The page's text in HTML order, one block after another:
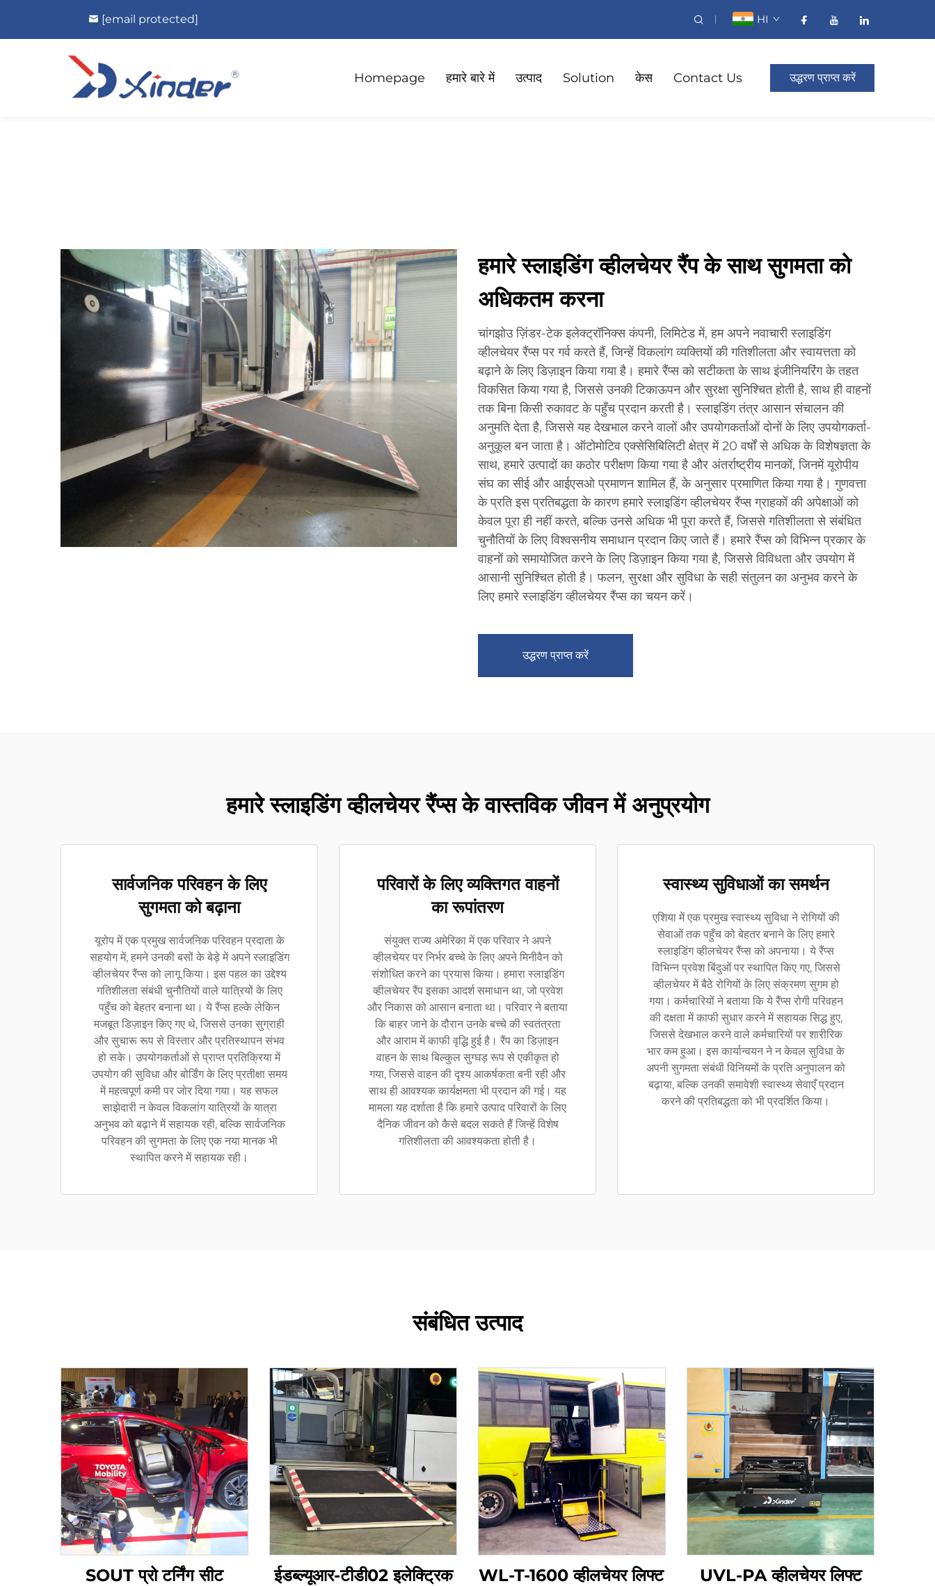
[email protected] HI
Homepage हमारे बारे में उत्पाद Solution केस Contact Us उद्धरण प्राप्त करें
हमारे स्लाइडिंग व्हीलचेयर रैंप के साथ सुगमता को
अधिकतम करना
चांगझोउ ज़िंडर-टेक इलेक्ट्रॉनिक्स कंपनी, लिमिटेड में, हम अपने नवाचारी स्लाइडिंग
व्हीलचेयर रैंप्स पर गर्व करते हैं, जिन्हें विकलांग व्यक्तियों की गतिशीलता और स्वायत्तता को
बढ़ाने के लिए डिज़ाइन किया गया है। हमारे रैंप्स को सटीकता के साथ इंजीनियरिंग के तहत
विकसित किया गया है, जिससे उनकी टिकाऊपन और सुरक्षा सुनिश्चित होती है, साथ ही वाहनों
तक बिना किसी रुकावट के पहुँच प्रदान करती है। स्लाइडिंग तंत्र आसान संचालन की
अनुमति देता है, जिससे यह देखभाल करने वालों और उपयोगकर्ताओं दोनों के लिए उपयोगकर्ता-
अनुकूल बन जाता है। ऑटोमोटिव एक्सेसिबिलिटी क्षेत्र में 20 वर्षों से अधिक के विशेषज्ञता के
साथ, हमारे उत्पादों का कठोर परीक्षण किया गया है और अंतर्राष्ट्रीय मानकों, जिनमें यूरोपीय
संघ का सीई और आईएसओ प्रमाणन शामिल हैं, के अनुसार प्रमाणित किया गया है। गुणवत्ता
के प्रति इस प्रतिबद्धता के कारण हमारे स्लाइडिंग व्हीलचेयर रैंप्स ग्राहकों की अपेक्षाओं को
केवल पूरा ही नहीं करते, बल्कि उनसे अधिक भी पूरा करते हैं, जिससे गतिशीलता से संबंधित
चुनौतियों के लिए विश्वसनीय समाधान प्रदान किए जाते हैं। हमारे रैंप्स को विभिन्न प्रकार के
वाहनों को समायोजित करने के लिए डिज़ाइन किया गया है, जिससे विविधता और उपयोग में
आसानी सुनिश्चित होती है। फलन, सुरक्षा और सुविधा के सही संतुलन का अनुभव करने के
लिए हमारे स्लाइडिंग व्हीलचेयर रैंप्स का चयन करें।
उद्धरण प्राप्त करें
हमारे स्लाइडिंग व्हीलचेयर रैंप्स के वास्तविक जीवन में अनुप्रयोग
सार्वजनिक परिवहन के लिए
सुगमता को बढ़ाना
यूरोप में एक प्रमुख सार्वजनिक परिवहन प्रदाता के
सहयोग में, हमने उनकी बसों के बेड़े में अपने स्लाइडिंग
व्हीलचेयर रैंप्स को लागू किया। इस पहल का उद्देश्य
गतिशीलता संबंधी चुनौतियों वाले यात्रियों के लिए
पहुँच को बेहतर बनाना था। ये रैंप्स हल्के लेकिन
मजबूत डिज़ाइन किए गए थे, जिससे उनका सुग्राही
और सुचारू रूप से विस्तार और प्रतिस्थापन संभव
हो सके। उपयोगकर्ताओं से प्राप्त प्रतिक्रिया में
उपयोग की सुविधा और बोर्डिंग के लिए प्रतीक्षा समय
में महत्वपूर्ण कमी पर जोर दिया गया। यह सफल
साझेदारी न केवल विकलांग यात्रियों के यात्रा
अनुभव को बढ़ाने में सहायक रही, बल्कि सार्वजनिक
परिवहन की सुगमता के लिए एक नया मानक भी
स्थापित करने में सहायक रही।
परिवारों के लिए व्यक्तिगत वाहनों
का रूपांतरण
संयुक्त राज्य अमेरिका में एक परिवार ने अपने
व्हीलचेयर पर निर्भर बच्चे के लिए अपने मिनीवैन को
संशोधित करने का प्रयास किया। हमारा स्लाइडिंग
व्हीलचेयर रैंप इसका आदर्श समाधान था, जो प्रवेश
और निकास को आसान बनाता था। परिवार ने बताया
कि बाहर जाने के दौरान उनके बच्चे की स्वतंत्रता
और आराम में काफी वृद्धि हुई है। रैंप का डिज़ाइन
वाहन के साथ बिल्कुल सुग्घड़ रूप से एकीकृत हो
गया, जिससे वाहन की दृश्य आकर्षकता बनी रही और
साथ ही आवश्यक कार्यक्षमता भी प्रदान की गई। यह
मामला यह दर्शाता है कि हमारे उत्पाद परिवारों के लिए
दैनिक जीवन को कैसे बदल सकते हैं जिन्हें विशेष
गतिशीलता की आवश्यकता होती है।
स्वास्थ्य सुविधाओं का समर्थन
एशिया में एक प्रमुख स्वास्थ्य सुविधा ने रोगियों की
सेवाओं तक पहुँच को बेहतर बनाने के लिए हमारे
स्लाइडिंग व्हीलचेयर रैंप्स को अपनाया। ये रैंप्स
विभिन्न प्रवेश बिंदुओं पर स्थापित किए गए, जिससे
व्हीलचेयर में बैठे रोगियों के लिए संक्रमण सुगम हो
गया। कर्मचारियों ने बताया कि ये रैंप्स रोगी परिवहन
की दक्षता में काफी सुधार करने में सहायक सिद्ध हुए,
जिससे देखभाल करने वाले कर्मचारियों पर शारीरिक
भार कम हुआ। इस कार्यान्वयन ने न केवल सुविधा के
अपनी सुगमता संबंधी विनियमों के प्रति अनुपालन को
बढ़ाया, बल्कि उनकी समावेशी स्वास्थ्य सेवाएँ प्रदान
करने की प्रतिबद्धता को भी प्रदर्शित किया।
संबंधित उत्पाद
SOUT प्रो टर्निंग सीट
ईडब्ल्यूआर-टीडी02 इलेक्ट्रिक
WL-T-1600 व्हीलचेयर लिफ्ट
UVL-PA व्हीलचेयर लिफ्ट